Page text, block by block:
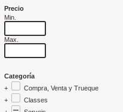
Precio
Min.
Max.
Categoría
+
Compra, Venta y Trueque
+
Classes